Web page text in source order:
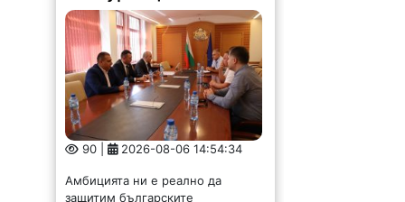
90 | 2026-08-06 14:54:34
Амбицията ни е реално да
защитим българските